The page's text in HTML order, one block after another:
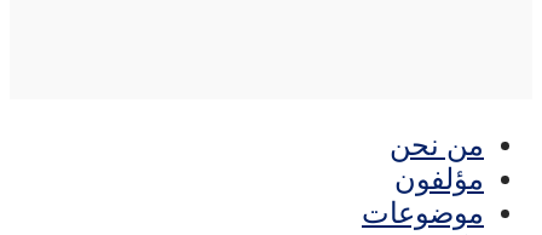
من نحن
مؤلفون
موضوعات